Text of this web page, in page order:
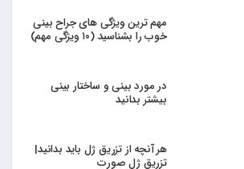
مهم ترین ویژگی های جراح بینی
خوب را بشناسید (۱۰ ویژگی مهم)
در مورد بینی و ساختار بینی
بیشتر بدانید
هر آنچه از تزریق ژل باید بدانید|
تزریق ژل صورت